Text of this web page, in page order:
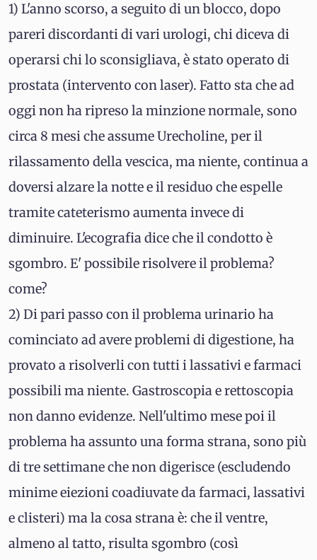
1) L'anno scorso, a seguito di un blocco, dopo
pareri discordanti di vari urologi, chi diceva di
operarsi chi lo sconsigliava, è stato operato di
prostata (intervento con laser). Fatto sta che ad
oggi non ha ripreso la minzione normale, sono
circa 8 mesi che assume Urecholine, per il
rilassamento della vescica, ma niente, continua a
doversi alzare la notte e il residuo che espelle
tramite cateterismo aumenta invece di
diminuire. L'ecografia dice che il condotto è
sgombro. E' possibile risolvere il problema?
come?
2) Di pari passo con il problema urinario ha
cominciato ad avere problemi di digestione, ha
provato a risolverli con tutti i lassativi e farmaci
possibili ma niente. Gastroscopia e rettoscopia
non danno evidenze. Nell'ultimo mese poi il
problema ha assunto una forma strana, sono più
di tre settimane che non digerisce (escludendo
minime eiezioni coadiuvate da farmaci, lassativi
e clisteri) ma la cosa strana è: che il ventre,
almeno al tatto, risulta sgombro (così